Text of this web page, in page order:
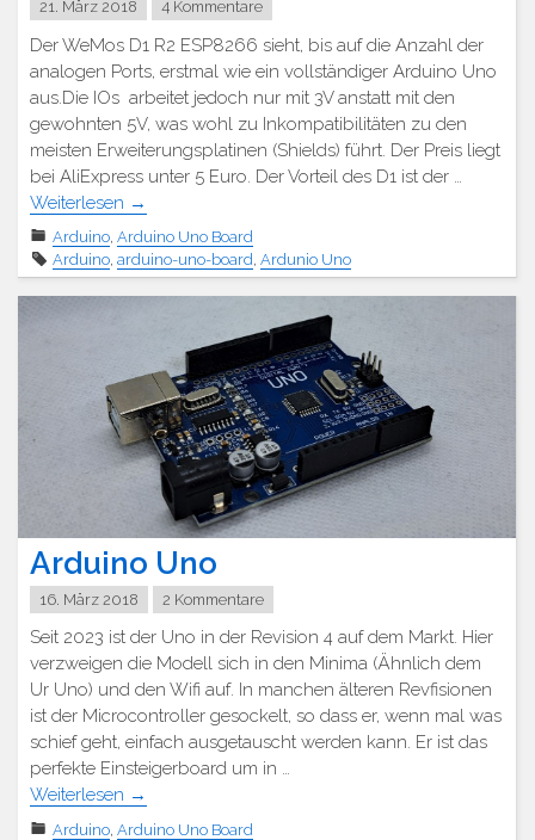
21. März 2018 4 Kommentare
Der WeMos D1 R2 ESP8266 sieht, bis auf die Anzahl der
analogen Ports, erstmal wie ein vollständiger Arduino Uno
aus.Die IOs arbeitet jedoch nur mit 3V anstatt mit den
gewohnten 5V, was wohl zu Inkompatibilitäten zu den
meisten Erweiterungsplatinen (Shields) führt. Der Preis liegt
bei AliExpress unter 5 Euro. Der Vorteil des D1 ist der …
Weiterlesen →
Arduino, Arduino Uno Board
Arduino, arduino-uno-board, Ardunio Uno
Arduino Uno
16. März 2018 2 Kommentare
Seit 2023 ist der Uno in der Revision 4 auf dem Markt. Hier
verzweigen die Modell sich in den Minima (Ähnlich dem
Ur Uno) und den Wifi auf. In manchen älteren Revfisionen
ist der Microcontroller gesockelt, so dass er, wenn mal was
schief geht, einfach ausgetauscht werden kann. Er ist das
perfekte Einsteigerboard um in …
Weiterlesen →
Arduino Arduino Uno Board